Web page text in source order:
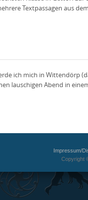
Textpassagen aus
ich mich in
lauschigen Abend in
Impressum/
Copyright